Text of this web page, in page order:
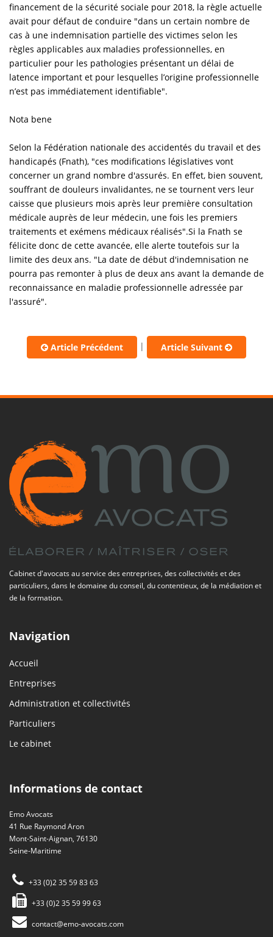
financement de la sécurité sociale pour 2018, la règle actuelle
avait pour défaut de conduire "dans un certain nombre de
cas à une indemnisation partielle des victimes selon les
règles applicables aux maladies professionnelles, en
particulier pour les pathologies présentant un délai de
latence important et pour lesquelles l’origine professionnelle
n’est pas immédiatement identifiable".
Nota bene
Selon la Fédération nationale des accidentés du travail et des
handicapés (Fnath), "ces modifications législatives vont
concerner un grand nombre d'assurés. En effet, bien souvent,
souffrant de douleurs invalidantes, ne se tournent vers leur
caisse que plusieurs mois après leur première consultation
médicale auprès de leur médecin, une fois les premiers
traitements et exémens médicaux réalisés".Si la Fnath se
félicite donc de cette avancée, elle alerte toutefois sur la
limite des deux ans. "La date de début d'indemnisation ne
pourra pas remonter à plus de deux ans avant la demande de
reconnaissance en maladie professionnelle adressée par
l'assuré".
Article Précédent | Article Suivant
Cabinet d'avocats au service des entreprises, des collectivités et des
particuliers, dans le domaine du conseil, du contentieux, de la médiation et
de la formation.
Navigation
Accueil
Entreprises
Administration et collectivités
Particuliers
Le cabinet
Informations de contact
Emo Avocats
41 Rue Raymond Aron
Mont-Saint-Aignan, 76130
Seine-Maritime
+33 (0)2 35 59 83 63
+33 (0)2 35 59 99 63
contact@emo-avocats.com